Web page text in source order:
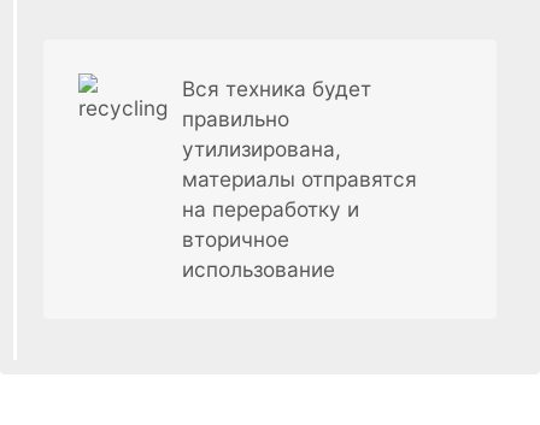
Вся техника будет
правильно
утилизирована,
материалы отправятся
на переработку и
вторичное
использование